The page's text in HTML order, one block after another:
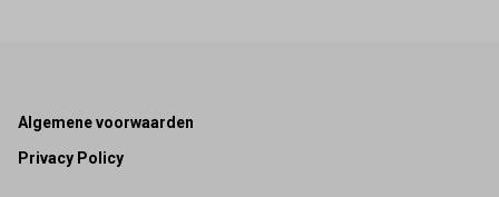
Footer
Algemene voorwaarden
Privacy Policy